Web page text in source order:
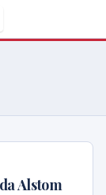
Alstom